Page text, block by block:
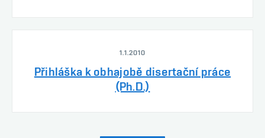
1.1.2010
Přihláška k obhajobě disertační práce
(Ph.D.)